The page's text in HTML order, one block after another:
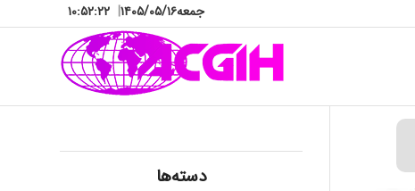
جمعه۱۴۰۵/۰۵/۱۶| ۱۰:۵۲:۲۳
دسته‌ها